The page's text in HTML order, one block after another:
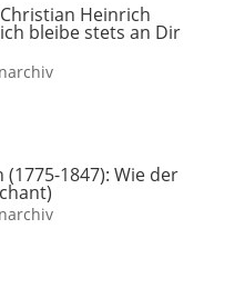
Heinrich
bleibe stets an Dir
1847): Wie der